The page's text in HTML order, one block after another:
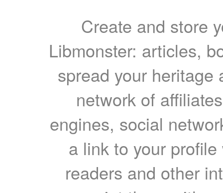
Create and store
Libmonster: articles,
spread your heritage
network of
engines, social
a link to your
readers and other